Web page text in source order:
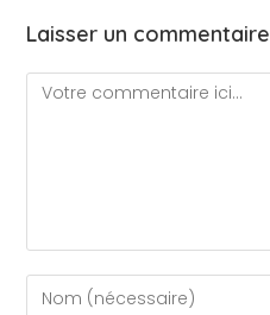
Laisser un commentaire